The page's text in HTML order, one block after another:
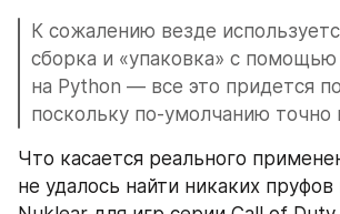
К сожалению везде
сборка и «упаковка» с
на Python — все это придется
поскольку по-умолчанию точно
Что касается реального
не удалось найти никаких